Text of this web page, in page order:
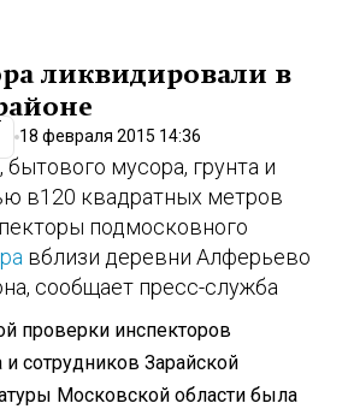
ликвидировали в
18 февраля 2015 14:36
бытового мусора, грунта и
в120 квадратных метров
подмосковного
вблизи деревни Алферьево
сообщает пресс-служба
проверки инспекторов
и сотрудников Зарайской
Московской области была